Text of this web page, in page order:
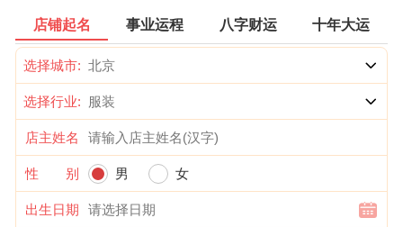
店铺起名 事业运程 八字财运 十年大运
选择城市:
选择行业:
店主姓名
性 别 男 女
出生日期